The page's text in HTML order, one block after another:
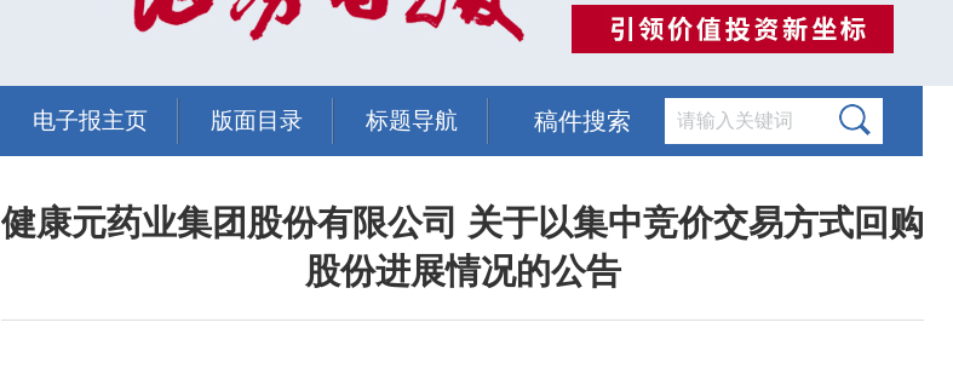
电子报主页 版面目录 标题导航 稿件搜索
健康元药业集团股份有限公司 关于以集中竞价交易方式回购
股份进展情况的公告